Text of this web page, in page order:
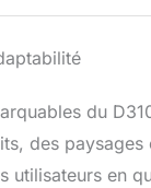
du
des
utilisateurs en